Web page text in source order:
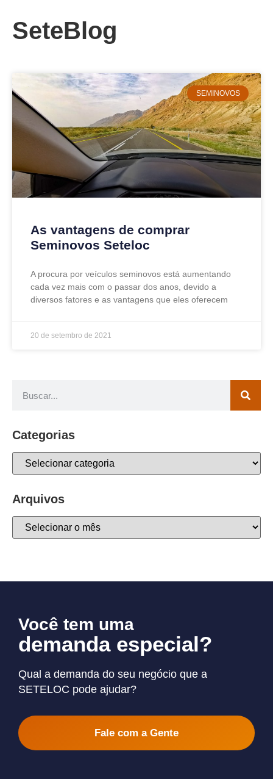
SeteBlog
SEMINOVOS
As vantagens de comprar
Seminovos Seteloc
A procura por veículos seminovos está aumentando
cada vez mais com o passar dos anos, devido a
diversos fatores e as vantagens que eles oferecem
20 de setembro de 2021
Categorias
Arquivos
Você tem uma
demanda especial?
Qual a demanda do seu negócio que a
SETELOC pode ajudar?
Fale com a Gente